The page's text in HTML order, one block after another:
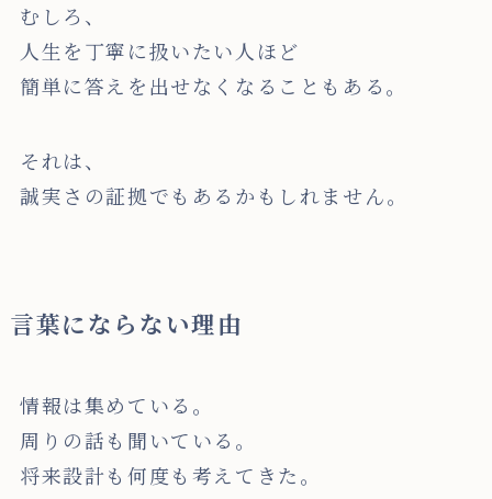
むしろ、
人生を丁寧に扱いたい人ほど
簡単に答えを出せなくなることもある。
それは、
誠実さの証拠でもあるかもしれません。
言葉にならない理由
情報は集めている。
周りの話も聞いている。
将来設計も何度も考えてきた。